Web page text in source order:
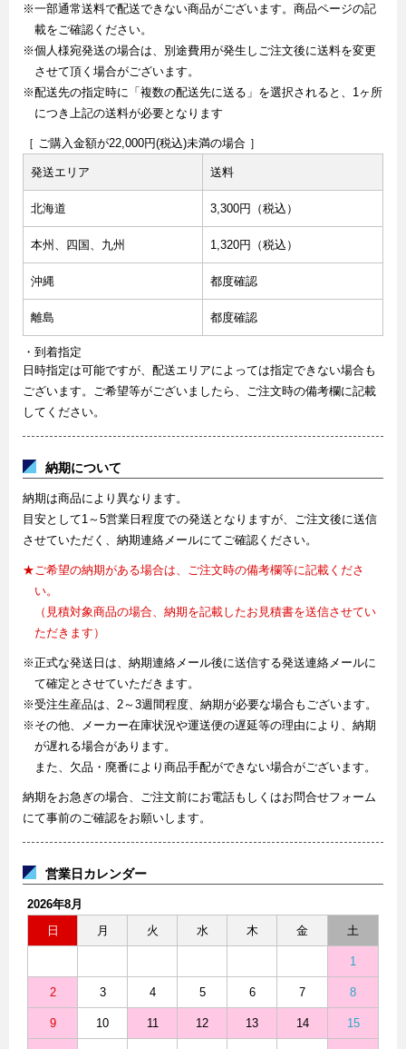
※一部通常送料で配送できない商品がございます。商品ページの記
載をご確認ください。
※個人様宛発送の場合は、別途費用が発生しご注文後に送料を変更
させて頂く場合がございます。
※配送先の指定時に「複数の配送先に送る」を選択されると、1ヶ所
につき上記の送料が必要となります
［ ご購入金額が22,000円(税込)未満の場合 ］
発送エリア 送料
北海道 3,300円（税込）
本州、四国、九州 1,320円（税込）
沖縄 都度確認
離島 都度確認
・到着指定
日時指定は可能ですが、配送エリアによっては指定できない場合も
ございます。ご希望等がございましたら、ご注文時の備考欄に記載
してください。
納期について
納期は商品により異なります。
目安として1～5営業日程度での発送となりますが、ご注文後に送信
させていただく、納期連絡メールにてご確認ください。
★ご希望の納期がある場合は、ご注文時の備考欄等に記載くださ
い。
（見積対象商品の場合、納期を記載したお見積書を送信させてい
ただきます）
※正式な発送日は、納期連絡メール後に送信する発送連絡メールに
て確定とさせていただきます。
※受注生産品は、2～3週間程度、納期が必要な場合もございます。
※その他、メーカー在庫状況や運送便の遅延等の理由により、納期
が遅れる場合があります。
また、欠品・廃番により商品手配ができない場合がございます。
納期をお急ぎの場合、ご注文前にお電話もしくはお問合せフォーム
にて事前のご確認をお願いします。
営業日カレンダー
2026年8月
日
月 火 水 木 金 土
1
2 3 4 5 6 7 8
9 10 11 12 13 14 15